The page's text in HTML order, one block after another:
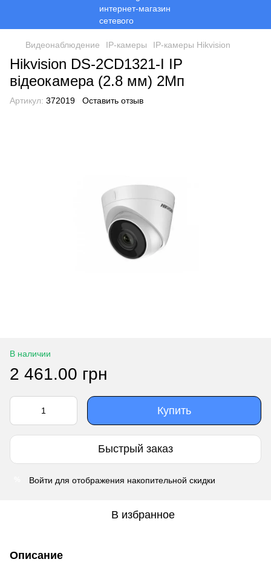
Видеонаблюдение ІР-камеры ІР-камеры Hikvision
Hikvision DS-2CD1321-I IP
відеокамера (2.8 мм) 2Мп
Артикул: 372019 Оставить отзыв
В наличии
2 461.00 грн
Купить
Быстрый заказ
Войти для отображения накопительной скидки
В избранное
Описание